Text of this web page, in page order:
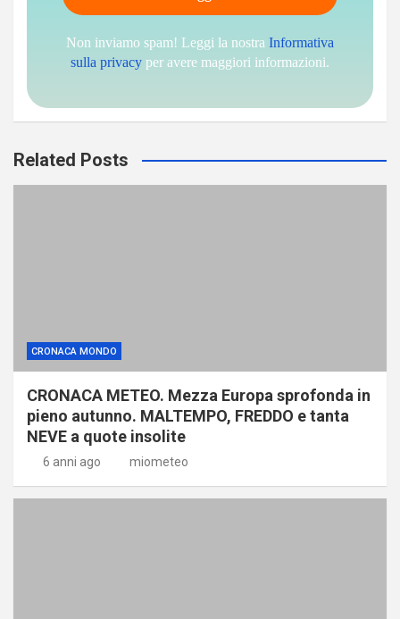
Non inviamo spam! Leggi la nostra Informativa
sulla privacy per avere maggiori informazioni.
Related Posts
CRONACA MONDO
CRONACA METEO. Mezza Europa sprofonda in
pieno autunno. MALTEMPO, FREDDO e tanta
NEVE a quote insolite
6 anni ago miometeo